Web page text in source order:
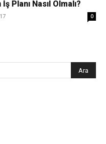
Planı Nasıl Olmalı?
0